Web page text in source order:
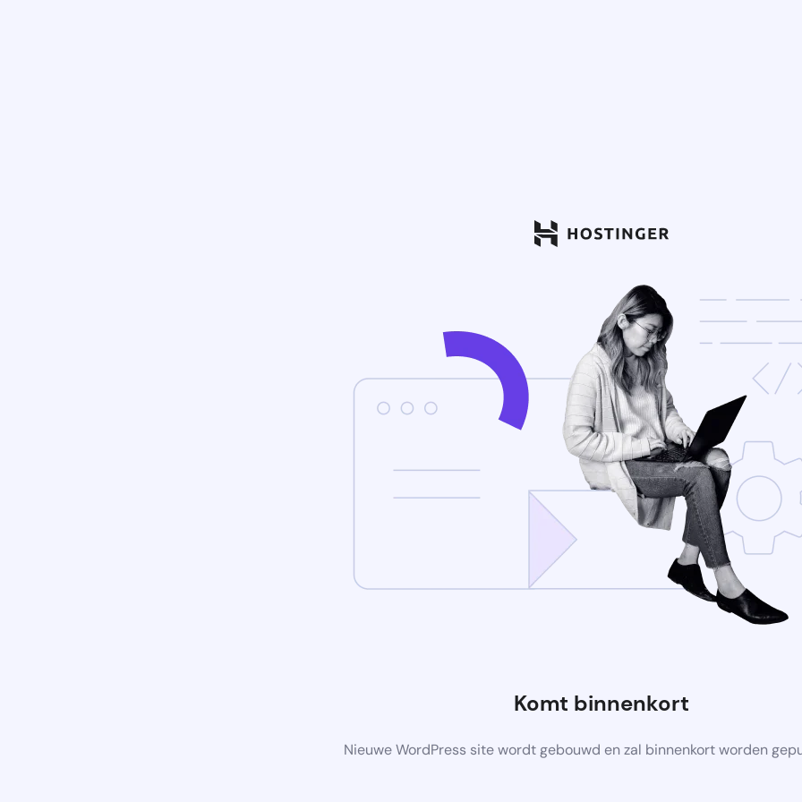
Komt binnenkort
Nieuwe WordPress site wordt gebouwd en zal binnenkort worden